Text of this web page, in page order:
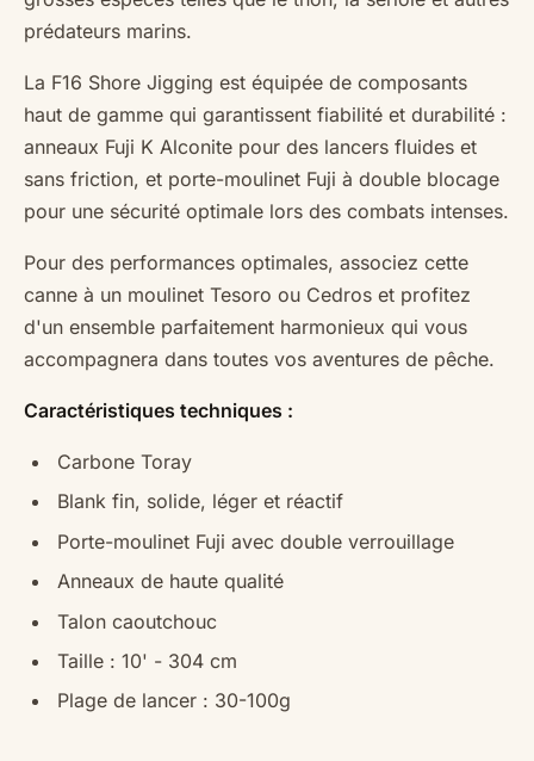
prédateurs marins.
La F16 Shore Jigging est équipée de composants
haut de gamme qui garantissent fiabilité et durabilité :
anneaux Fuji K Alconite pour des lancers fluides et
sans friction, et porte-moulinet Fuji à double blocage
pour une sécurité optimale lors des combats intenses.
Pour des performances optimales, associez cette
canne à un moulinet Tesoro ou Cedros et profitez
d'un ensemble parfaitement harmonieux qui vous
accompagnera dans toutes vos aventures de pêche.
Caractéristiques techniques :
Carbone Toray
Blank fin, solide, léger et réactif
Porte-moulinet Fuji avec double verrouillage
Anneaux de haute qualité
Talon caoutchouc
Taille : 10' - 304 cm
Plage de lancer : 30-100g